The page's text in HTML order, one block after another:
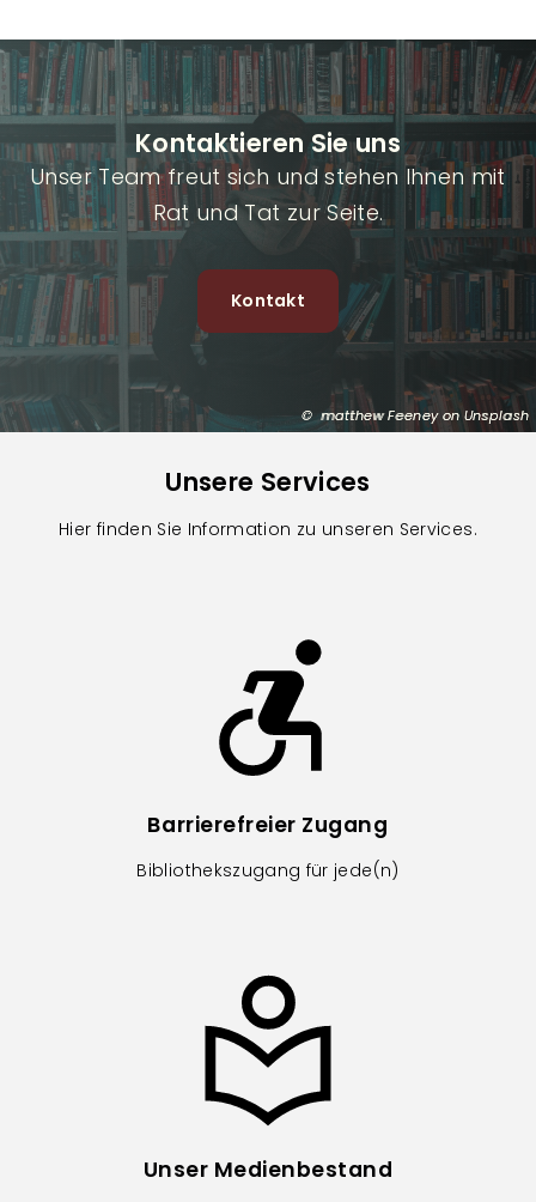
matthew Feeney on Unsplash
Kontaktieren Sie uns
Unser Team freut sich und stehen Ihnen mit
Rat und Tat zur Seite.
Kontakt
Unsere Services
Hier finden Sie Information zu unseren Services.
Barrierefreier Zugang
Bibliothekszugang für jede(n)
Unser Medienbestand